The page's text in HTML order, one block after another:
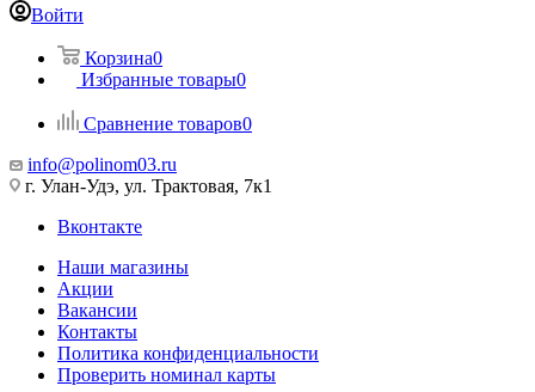
Войти
Корзина0
Избранные товары0
Сравнение товаров0
info@polinom03.ru
г. Улан-Удэ, ул. Трактовая, 7к1
Вконтакте
Наши магазины
Акции
Вакансии
Контакты
Политика конфиденциальности
Проверить номинал карты